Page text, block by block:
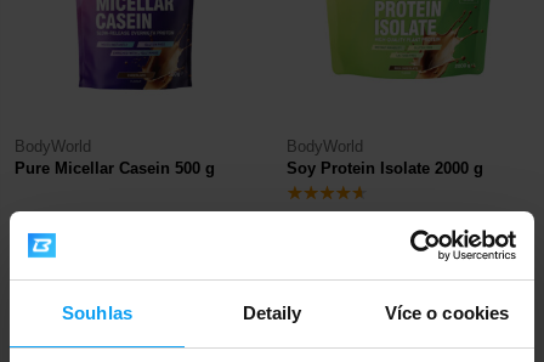
Souhlas Detaily Více o cookies
BodyWorld
Pure Micellar Casein 500 g
NENÍ SKLADEM
BodyWorld
Soy Protein Isolate 2000 g
-21%